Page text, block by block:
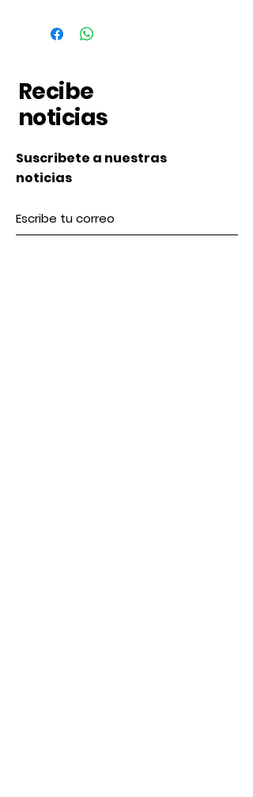
Recibe
noticias
Suscribete a nuestras
noticias